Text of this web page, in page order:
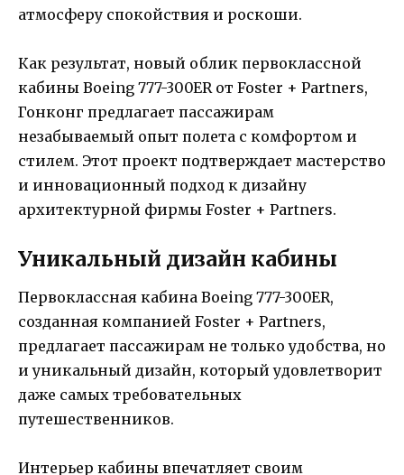
атмосферу спокойствия и роскоши.
Как результат, новый облик первоклассной
кабины Boeing 777-300ER от Foster + Partners,
Гонконг предлагает пассажирам
незабываемый опыт полета с комфортом и
стилем. Этот проект подтверждает мастерство
и инновационный подход к дизайну
архитектурной фирмы Foster + Partners.
Уникальный дизайн кабины
Первоклассная кабина Boeing 777-300ER,
созданная компанией Foster + Partners,
предлагает пассажирам не только удобства, но
и уникальный дизайн, который удовлетворит
даже самых требовательных
путешественников.
Интерьер кабины впечатляет своим